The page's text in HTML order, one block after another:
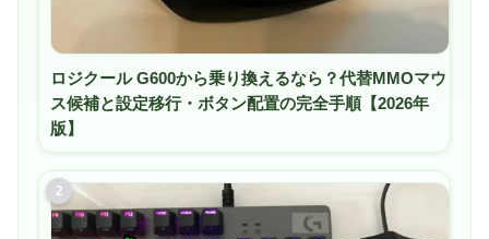
ロジクール G600から乗り換えるなら？代替MMOマウ
ス候補と設定移行・ボタン配置の完全手順【2026年
版】
2